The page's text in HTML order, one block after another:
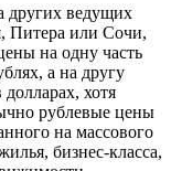
других ведущих
Питера или Сочи,
на одну часть
а на другу
хотя
рублевые цены
на массового
бизнес-класса,